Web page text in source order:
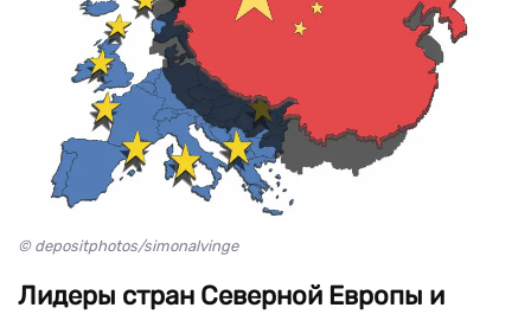
© depositphotos/simonalvinge
Лидеры стран Северной Европы и